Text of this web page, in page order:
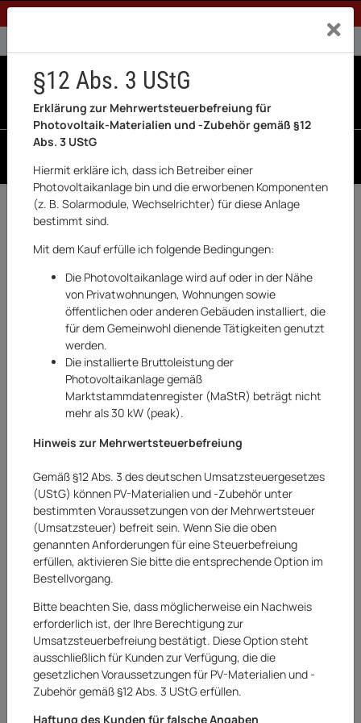
1% Rabatt bei Banküberweisung (Privatkunden)Exklusiv
Zurück Haushaltswaren & Elektronik
Smartwares
Smartwares 3-er Set Wifi APP Smarthome
Funksteckdose Alexa smart Steuerung
§12 Abs. 3 UStG
Erklärung zur Mehrwertsteuerbefreiung für
Photovoltaik-Materialien und -Zubehör gemäß §12
Abs. 3 UStG
Hiermit erkläre ich, dass ich Betreiber einer
Photovoltaikanlage bin und die erworbenen Komponenten
(z. B. Solarmodule, Wechselrichter) für diese Anlage
bestimmt sind.
Mit dem Kauf erfülle ich folgende Bedingungen:
Die Photovoltaikanlage wird auf oder in der Nähe
von Privatwohnungen, Wohnungen sowie
öffentlichen oder anderen Gebäuden installiert, die
für dem Gemeinwohl dienende Tätigkeiten genutzt
werden.
Die installierte Bruttoleistung der
Photovoltaikanlage gemäß
Marktstammdatenregister (MaStR) beträgt nicht
mehr als 30 kW (peak).
Hinweis zur Mehrwertsteuerbefreiung
Gemäß §12 Abs. 3 des deutschen Umsatzsteuergesetzes
(UStG) können PV-Materialien und -Zubehör unter
bestimmten Voraussetzungen von der Mehrwertsteuer
(Umsatzsteuer) befreit sein. Wenn Sie die oben
genannten Anforderungen für eine Steuerbefreiung
erfüllen, aktivieren Sie bitte die entsprechende Option im
Bestellvorgang.
Bitte beachten Sie, dass möglicherweise ein Nachweis
erforderlich ist, der Ihre Berechtigung zur
Umsatzsteuerbefreiung bestätigt. Diese Option steht
ausschließlich für Kunden zur Verfügung, die die
gesetzlichen Voraussetzungen für PV-Materialien und -
Zubehör gemäß §12 Abs. 3 UStG erfüllen.
Haftung des Kunden für falsche Angaben